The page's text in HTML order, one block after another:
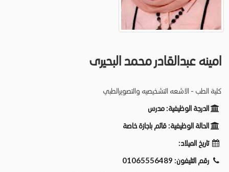
امينه عبدالقادر محمد البحيرى
كلية الطب - الاشعه التشخيصيه والتصويرالطبي
الدرجة الوظيفية: مدرس
الحالة الوظيفية: قائم باجازة خاصة
تاريخ الميلاد:
رقم التليفون: 01065556489